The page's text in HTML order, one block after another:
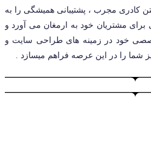
کادری مجرب ، پشتیبانی همیشگی را به
مشتریان خود به ارمغان می آورد و
خود در زمینه های طراحی سایت و
شما را در این عرصه فراهم میسازد .